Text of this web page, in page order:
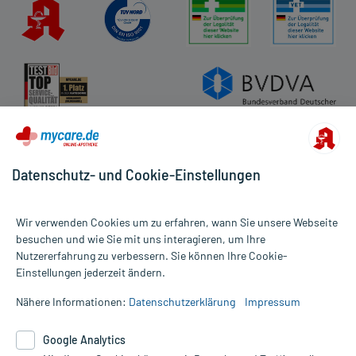
Impressum
Datenschutz
Cookie-Einstellungen
Rückgabe/Widerruf
Alle Preise gelten inkl. MwSt., ggf. zzgl. Versandkosten
Informationen auf dieser Website werden ausschließlich für
die Untersuchung und Behandlung durch einen Arzt. Bitte
Therapien eingeleitet werden können. | Diese Webseite benutzt
Datenschutz- und Cookie-Einstellungen
Wir verwenden Cookies um zu erfahren, wann Sie unsere Webseite
besuchen und wie Sie mit uns interagieren, um Ihre
Nutzererfahrung zu verbessern. Sie können Ihre Cookie-
Einstellungen jederzeit ändern.
Nähere Informationen: Datenschutzerklärung Impressum
Google Analytics